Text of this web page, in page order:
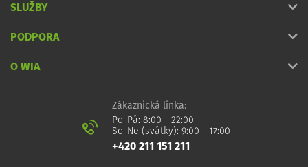
SLUŽBY
PODPORA
O WIA
Zákaznická linka:
Po-Pá: 8:00 - 22:00
So-Ne (svátky): 9:00 - 17:00
+420 211 151 211